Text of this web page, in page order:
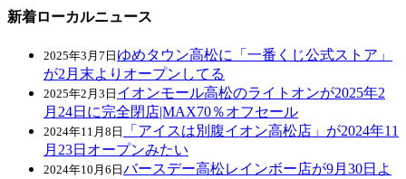
新着ローカルニュース
2025年3月7日 ゆめタウン高松に「一番くじ公式ストア」
が2月末よりオープンしてる
2025年2月3日 イオンモール高松のライトオンが2025年2
月24日に完全閉店|MAX70％オフセール
2024年11月8日
「アイスは別腹イオン高松店」が2024年11
月23日オープンみたい
2024年10月6日 バースデー高松レインボー店が9月30日よ